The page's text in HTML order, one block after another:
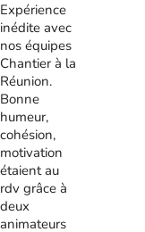
Expérience
inédite avec
nos équipes
Chantier à la
Réunion.
Bonne
humeur,
cohésion,
motivation
étaient au
rdv grâce à
deux
animateurs